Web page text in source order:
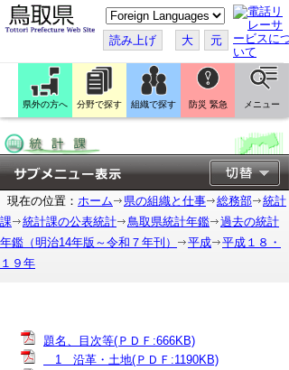
こ
の
ペ
ー
ジ
翻
訳
す
読み上げ 大 元
県外の方へ 分野で探す 組織で探す 防災 緊急 メニュー
現在の位置： ホーム 県の組織と仕事 総務部
統計
課
統計課の公表統計 鳥取県統計年鑑
過去の統計
年鑑（明治14年版～令和７年刊）
平成
平成１８・
１９年
題名、目次等(ＰＤＦ:666KB)
1 沿革・土地(ＰＤＦ:1190KB)